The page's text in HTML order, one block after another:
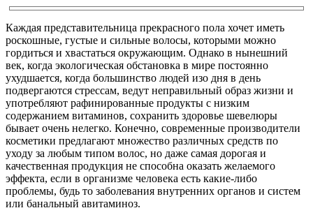
Каждая представительница прекрасного пола хочет иметь
роскошные, густые и сильные волосы, которыми можно
гордиться и хвастаться окружающим. Однако в нынешний
век, когда экологическая обстановка в мире постоянно
ухудшается, когда большинство людей изо дня в день
подвергаются стрессам, ведут неправильный образ жизни и
употребляют рафинированные продукты с низким
содержанием витаминов, сохранить здоровье шевелюры
бывает очень нелегко. Конечно, современные производители
косметики предлагают множество различных средств по
уходу за любым типом волос, но даже самая дорогая и
качественная продукция не способна оказать желаемого
эффекта, если в организме человека есть какие-либо
проблемы, будь то заболевания внутренних органов и систем
или банальный авитаминоз.